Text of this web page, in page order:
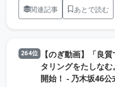
関連記事
あとで読む
264位
【のぎ動画】「良
タリングをたしな
開始！ - 乃木坂46公